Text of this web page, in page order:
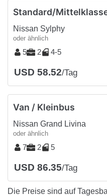
Standard/
Nissan Sylphy
oder ähnlich
5 2 4-5
USD 58.52/Tag
Van / Kleinbus
Nissan Grand Livina
oder ähnlich
7 2 5
USD 86.35/Tag
Die Preise sind auf